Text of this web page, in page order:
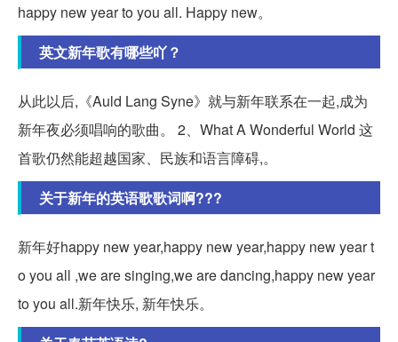
happy new year to you all. Happy new。
英文新年歌有哪些吖？
从此以后,《Auld Lang Syne》就与新年联系在一起,成为
新年夜必须唱响的歌曲。 2、What A Wonderful World 这
首歌仍然能超越国家、民族和语言障碍,。
关于新年的英语歌歌词啊???
新年好happy new year,happy new year,happy new year t
o you all ,we are singing,we are dancing,happy new year
to you all.新年快乐, 新年快乐。